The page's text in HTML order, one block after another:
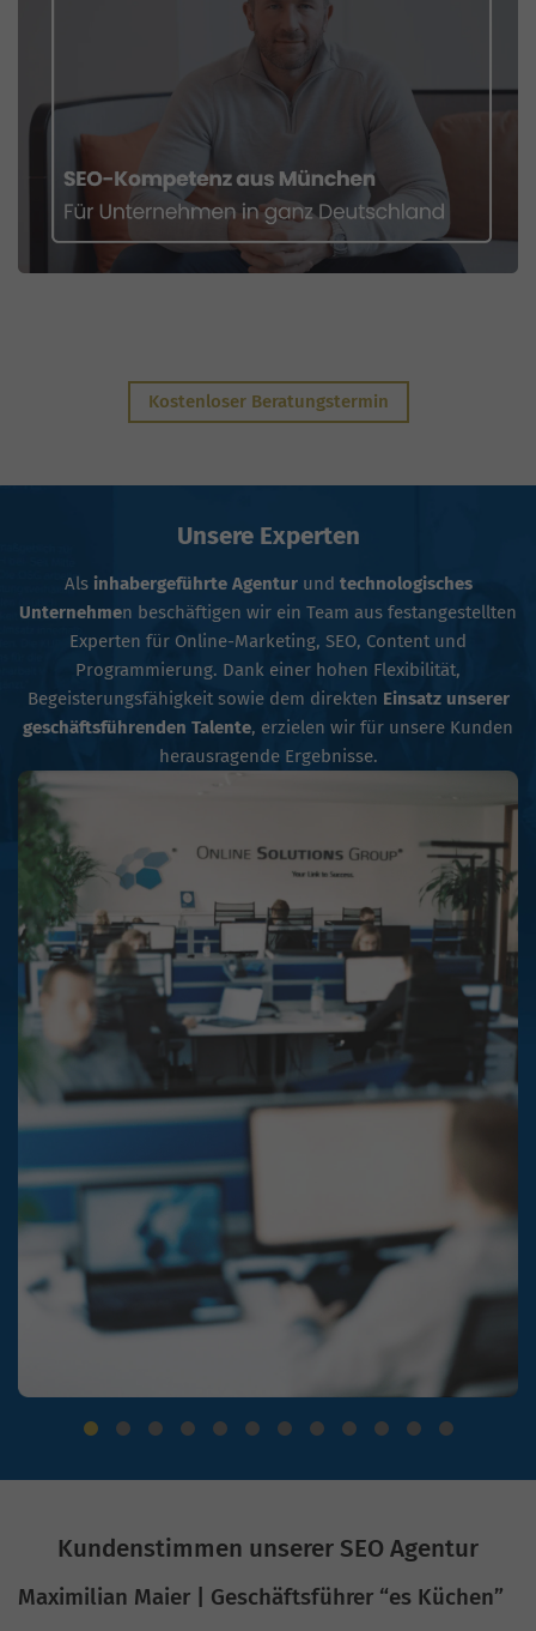
Kostenloser Beratungstermin
Unsere Experten
Alsinhabergeführte Agenturund technologisches
Unternehmen beschäftigen wir ein Team aus festangestellten
Experten für Online-Marketing, SEO, Content und
Programmierung. Dank einer hohen Flexibilität,
Begeisterungsfähigkeit sowie dem direkten Einsatz unserer
geschäftsführenden Talente, erzielen wir für unsere Kunden
herausragende Ergebnisse.
Kundenstimmen unserer SEO Agentur
Maximilian Maier | Geschäftsführer “es Küchen”